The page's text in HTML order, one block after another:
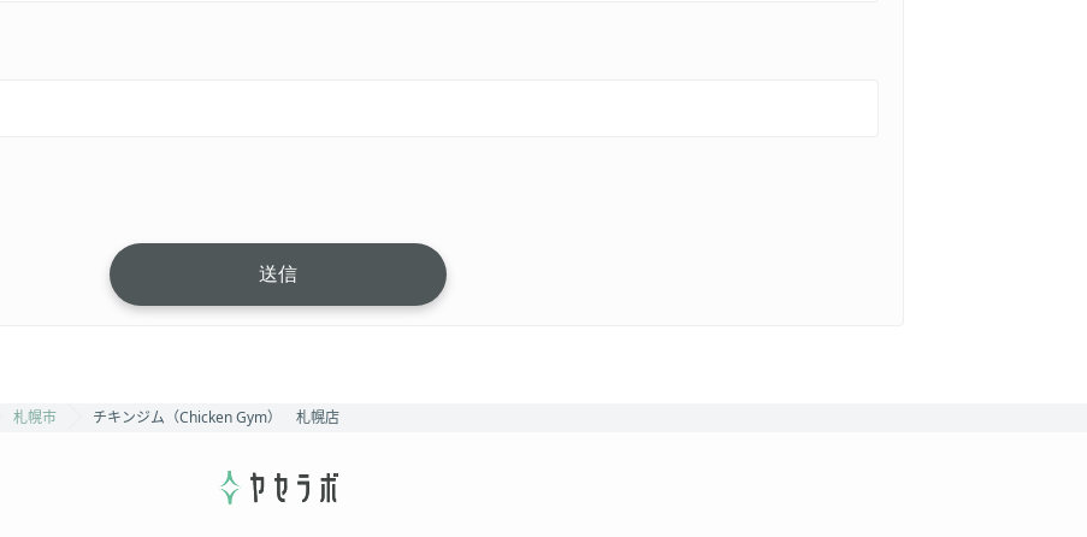
札幌市 チキンジム（Chicken Gym） 札幌店